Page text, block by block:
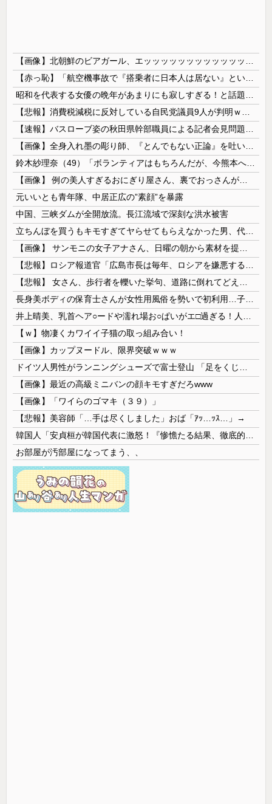
元いいとも青年隊、中居正広の”素顔”を暴露
中国、三峡ダムが全開放流。長江流域で深刻な洪水被害
【ｗ】物凄くカワイイ子猫の取っ組み合い！
【画像】カップヌードル、限界突破ｗｗｗ
【画像】最近の高級ミニバンの顔キモすぎだろwww
【画像】「ワイらのゴマキ（３９）」
【悲報】美容師「…手は尽くしました」おば「ｱｯ…ｯｽ…」→
お部屋が汚部屋になってまう、、